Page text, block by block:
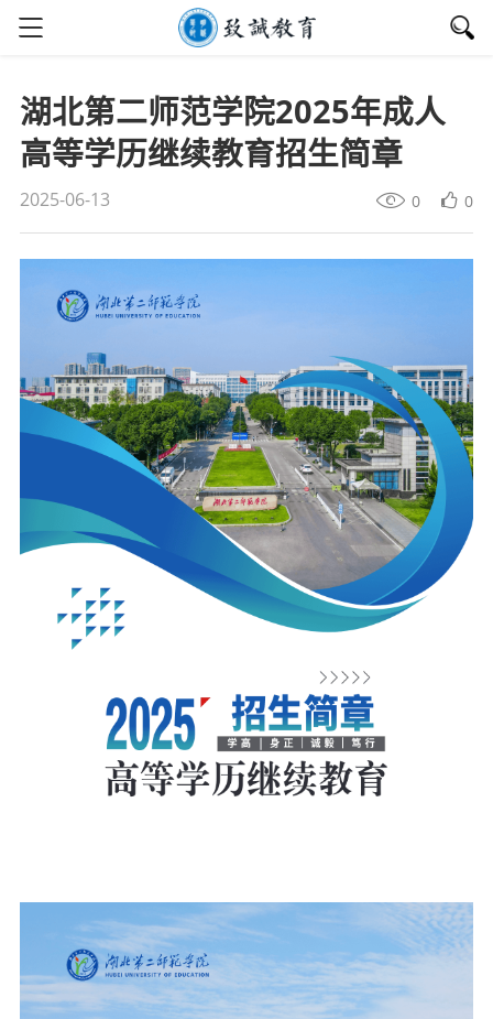
湖北第二师范学院2025年成人
高等学历继续教育招生简章
2025-06-13 0 0